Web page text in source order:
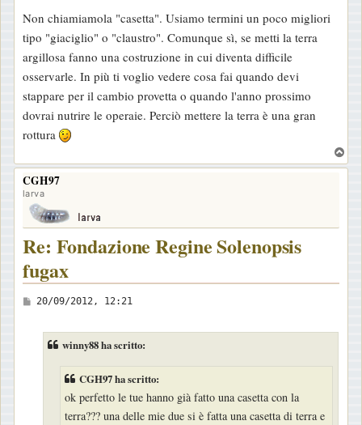
i
o
Non chiamiamola "casetta". Usiamo termini un poco migliori
tipo "giaciglio" o "claustro". Comunque sì, se metti la terra
argillosa fanno una costruzione in cui diventa difficile
osservarle. In più ti voglio vedere cosa fai quando devi
stappare per il cambio provetta o quando l'anno prossimo
dovrai nutrire le operaie. Perciò mettere la terra è una gran
rottura
o
CGH97
larva
Re: Fondazione Regine Solenopsis
fugax
M
20/09/2012, 12:21
winny88 ha scritto:
CGH97 ha scritto:
ok perfetto le tue hanno già fatto una casetta con la
terra??? una delle mie due si è fatta una casetta di terra e